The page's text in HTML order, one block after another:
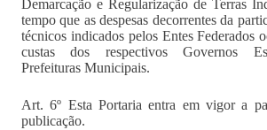
Demarcação e Regularização de Terras
tempo que as despesas decorrentes da
técnicos indicados pelos Entes Federados
custas dos respectivos Governos
Prefeituras Municipais.
Art. 6º Esta Portaria entra em vigor a
publicação.